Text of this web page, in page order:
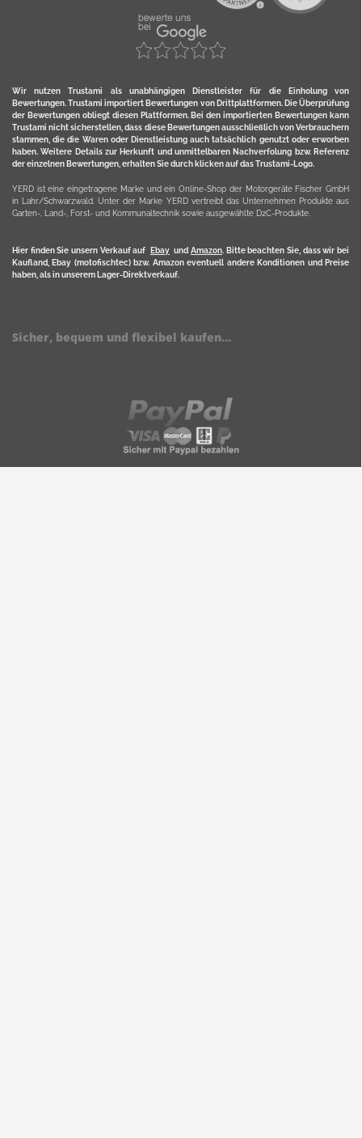
Wir nutzen Trustami als unabhängigen Dienstleister für die Einholung von
Bewertungen. Trustami importiert Bewertungen von Drittplattformen. Die Überprüfung
der Bewertungen obliegt diesen Plattformen. Bei den importierten Bewertungen kann
Trustami nicht sicherstellen, dass diese Bewertungen ausschließlich von Verbrauchern
stammen, die die Waren oder Dienstleistung auch tatsächlich genutzt oder erworben
haben. Weitere Details zur Herkunft und unmittelbaren Nachverfolung bzw. Referenz
der einzelnen Bewertungen, erhalten Sie durch klicken auf das Trustami-Logo.
YERD ist eine eingetragene Marke und ein Online-Shop der Motorgeräte Fischer GmbH
in Lahr/Schwarzwald. Unter der Marke YERD vertreibt das Unternehmen Produkte aus
Garten-, Land-, Forst- und Kommunaltechnik sowie ausgewählte D2C-Produkte.
Hier finden Sie unsern Verkauf auf Ebayund Amazon. Bitte beachten Sie, dass wir bei
Kaufland, Ebay (motofischtec) bzw. Amazon eventuell andere Konditionen und Preise
haben, als in unserem Lager-Direktverkauf.
Sicher, bequem und flexibel kaufen...